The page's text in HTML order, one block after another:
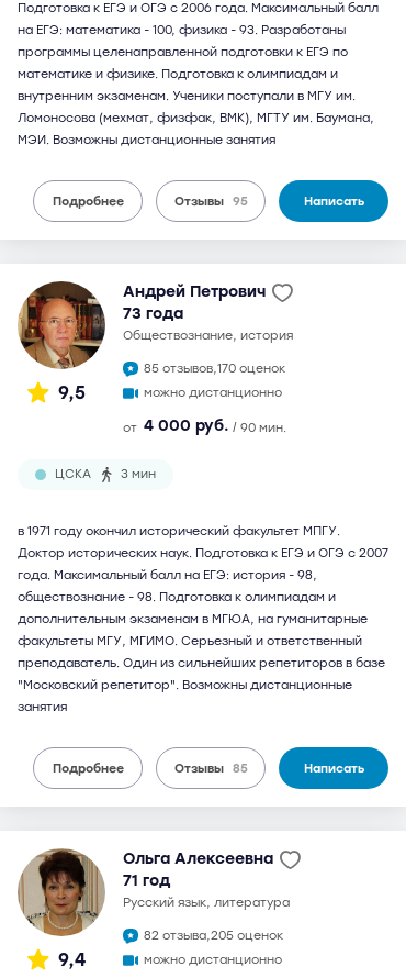
Подготовка к ЕГЭ и ОГЭ с 2006 года. Максимальный балл
на ЕГЭ: математика - 100, физика - 93. Разработаны
программы целенаправленной подготовки к ЕГЭ по
математике и физике. Подготовка к олимпиадам и
внутренним экзаменам. Ученики поступали в МГУ им.
Ломоносова (мехмат, физфак, ВМК), МГТУ им. Баумана,
МЭИ. Возможны дистанционные занятия
Подробнее Отзывы 95 Написать
9,5
Андрей Петрович
73 года
обществознание, история
85 отзывов,170 оценок
можно дистанционно
от 4 000 руб. / 90 мин.
ЦСКА 3 мин
в 1971 году окончил исторический факультет МПГУ.
Доктор исторических наук. Подготовка к ЕГЭ и ОГЭ с 2007
года. Максимальный балл на ЕГЭ: история - 98,
обществознание - 98. Подготовка к олимпиадам и
дополнительным экзаменам в МГЮА, на гуманитарные
факультеты МГУ, МГИМО. Серьезный и ответственный
преподаватель. Один из сильнейших репетиторов в базе
"Московский репетитор". Возможны дистанционные
занятия
Подробнее Отзывы 85 Написать
9,4
Ольга Алексеевна
71 год
русский язык, литература
82 отзыва,205 оценок
можно дистанционно